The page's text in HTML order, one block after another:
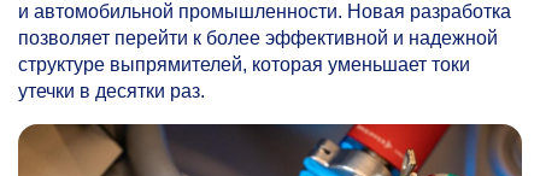
и автомобильной промышленности. Новая разработка
позволяет перейти к более эффективной и надежной
структуре выпрямителей, которая уменьшает токи
утечки в десятки раз.